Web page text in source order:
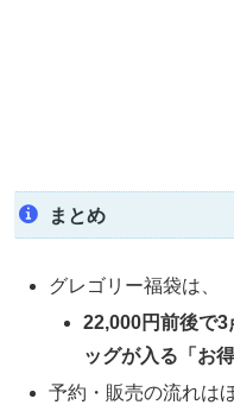
まとめ
グレゴリー福袋は、
22,000円前後で
ッグが入る「お
予約・販売の流れは